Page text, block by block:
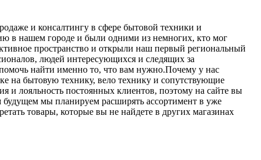
и консалтингу в сфере бытовой техники и
в нашем городе и были одними из немногих, кто мог
пространство и открыли наш первый региональный
людей интересующихся и следящих за
найти именно то, что вам нужно.Почему у нас
на бытовую технику, вело технику и сопутствующие
и лояльность постоянных клиентов, поэтому на сайте вы
мы планируем расширять ассортимент в уже
товары, которые вы не найдете в других магазинах